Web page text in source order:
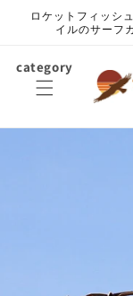
ンツに
ロケットフィッシ
イルのサーフ
category